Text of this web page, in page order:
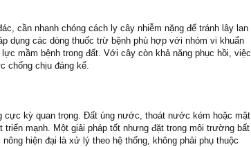
cần nhanh chóng cách ly cây nhiễm nặng để tránh lây lan
dụng các dòng thuốc trừ bệnh phù hợp với nhóm vi khuẩn
mầm bệnh trong đất. Với cây còn khả năng phục hồi, việc
chống chịu đáng kể.
cực kỳ quan trọng. Đất úng nước, thoát nước kém hoặc mật
triển mạnh. Một giải pháp tốt nhưng đặt trong môi trường bất
hiện đại là xử lý theo hệ thống, không phải phụ thuộc